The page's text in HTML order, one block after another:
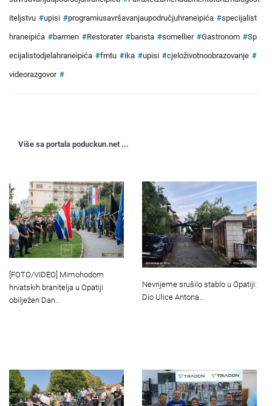
iteljstvu #upisi #programiusavršavanjaupodručjuhraneipića #specijalist
hraneipića #barmen #Restorater #barista #somellier #Gastronom #Sp
ecijalistodjelahraneipića #fmtu #ika #upisi #cjeloživotnoobrazovanje #
videorazgovor #
Više sa portala poduckun.net ...
[FOTO/VIDEO] Mimohodom
hrvatskih branitelja u Opatiji
obilježen Dan…
Nevrijeme srušilo stablo u Opatiji:
Dio Ulice Antona…